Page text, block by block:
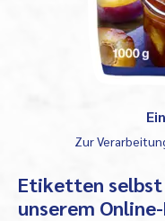
Zur
Etiketten
unserem